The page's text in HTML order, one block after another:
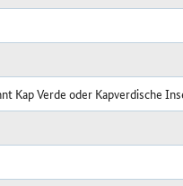
Kap Verde oder Kapverdische